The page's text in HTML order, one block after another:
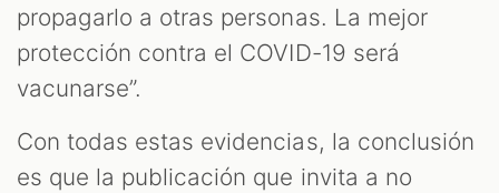
propagarlo a otras personas. La mejor
protección contra el COVID-19 será
vacunarse”.
Con todas estas evidencias, la conclusión
es que la publicación que invita a no